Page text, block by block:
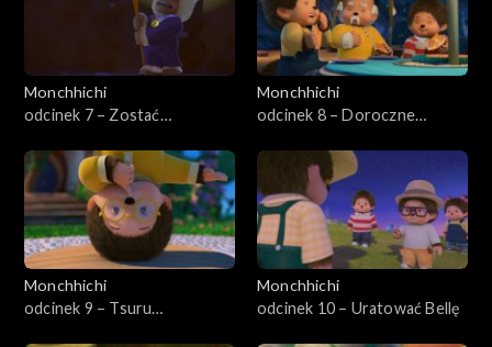
Monchhichi
odcinek 7 – Zostać
Monchhichi
odcinek 8 – Doroczne
Monchhichi
odcinek 9 – Tsuru
Monchhichi
odcinek 10 – Uratować Bellę